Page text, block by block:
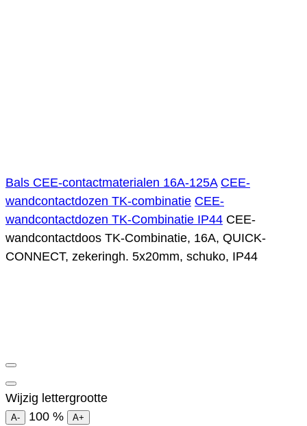
Bals CEE-contactmaterialen 16A-125A CEE-
wandcontactdozen TK-combinatie CEE-
wandcontactdozen TK-Combinatie IP44 CEE-
wandcontactdoos TK-Combinatie, 16A, QUICK-
CONNECT, zekeringh. 5x20mm, schuko, IP44
Wijzig lettergrootte
A- 100 %
A+